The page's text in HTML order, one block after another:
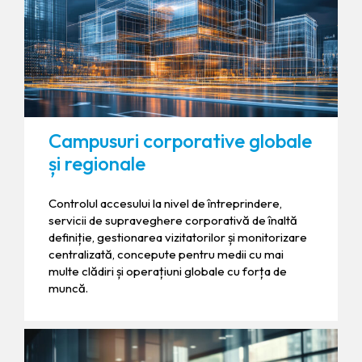
Campusuri corporative globale
și regionale
Controlul accesului la nivel de întreprindere,
servicii de supraveghere corporativă de înaltă
definiție, gestionarea vizitatorilor și monitorizare
centralizată, concepute pentru medii cu mai
multe clădiri și operațiuni globale cu forța de
muncă.